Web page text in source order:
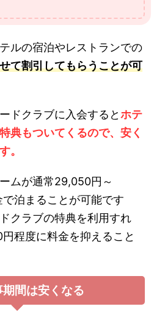
ルの宿泊やレストランでの
て割引してもらうことが可
ドクラブに入会するとホテ
典もついてくるので、安く
。
ムが通常29,050円～
泊まることが可能です
クラブの特典を利用すれ
程度に料金を抑えること
間は安くなる